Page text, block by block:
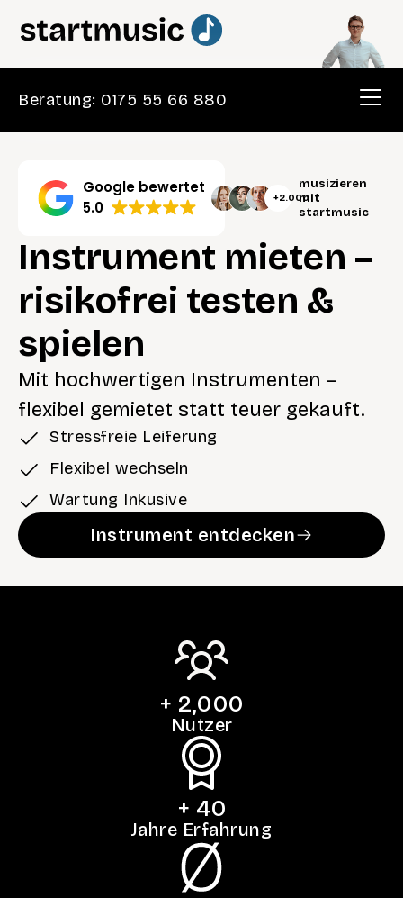
Beratung: 0175 55 66 880
Google bewertet
5.0
+2.000
musizieren
mit
startmusic
Instrument mieten –
risikofrei testen &
spielen
Mit hochwertigen Instrumenten –
flexibel gemietet statt teuer gekauft.
Stressfreie Leiferung
Flexibel wechseln
Wartung Inkusive
Instrument entdecken
Nutzer
+ 2,000
Jahre Erfahrung
+ 40